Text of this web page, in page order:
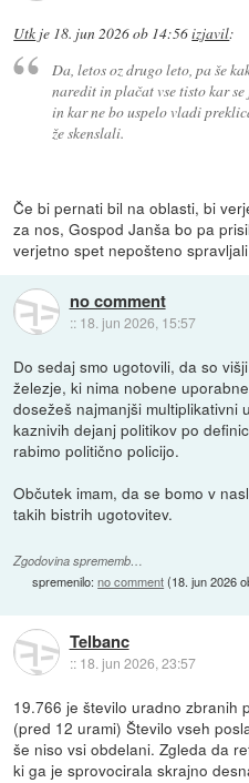
Utk je 18. jun 2026 ob 14:56izjavil:
Da, letos oz drugo leto, pa še
naredit in plačat vse tisto kar
in kar ne bo uspelo vladi
že skenslali.
Če bi pernati bil na oblasti, bi
za nos, Gospod Janša bo pa
verjetno spet nepošteno
no comment
:: 18. jun 2026, 15:57
Do sedaj smo ugotovili, da so
železje, ki nima nobene
dosežeš najmanjši multiplikativni
kaznivih dejanj politikov po
rabimo politično policijo.
Občutek imam, da se bomo v
takih bistrih ugotovitev.
Zgodovina sprememb…
spremenilo:no comment(18. jun 2026
Telbanc
:: 18. jun 2026, 23:57
19.766 je število uradno zbranih
(pred 12 urami) Število vseh
še niso vsi obdelani. Zgleda da
ki ga je sprovocirala skrajno